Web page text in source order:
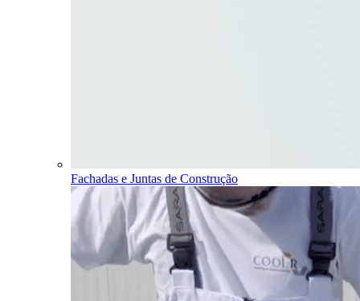
Fachadas e Juntas de Construção